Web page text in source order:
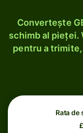
Convertește
schimb al pieței.
pentru a
Rata de